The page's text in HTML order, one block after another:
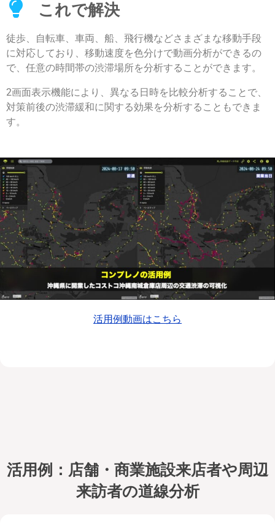
これで解決
徒歩、自転車、車両、船、飛行機などさまざまな移動手段
に対応しており、移動速度を色分けで動画分析ができるの
で、任意の時間帯の渋滞場所を分析することができます。
2画面表示機能により、異なる日時を比較分析することで、
対策前後の渋滞緩和に関する効果を分析することもできま
す。
活用例動画はこちら
活用例：店舗・商業施設来店者や周辺
来訪者の道線分析